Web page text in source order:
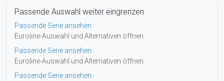
Passende Auswahl weiter eingrenzen
Passende Serie ansehen
Euroline-Auswahl und Alternativen öffnen.
Passende Serie ansehen
Euroline-Auswahl und Alternativen öffnen.
Passende Serie ansehen